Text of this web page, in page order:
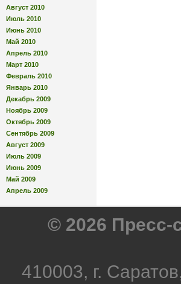
Август 2010
Июль 2010
Июнь 2010
Май 2010
Апрель 2010
Март 2010
Февраль 2010
Январь 2010
Декабрь 2009
Ноябрь 2009
Октябрь 2009
Сентябрь 2009
Август 2009
Июль 2009
Июнь 2009
Май 2009
Апрель 2009
© 2026 Пресс-
410003, г.